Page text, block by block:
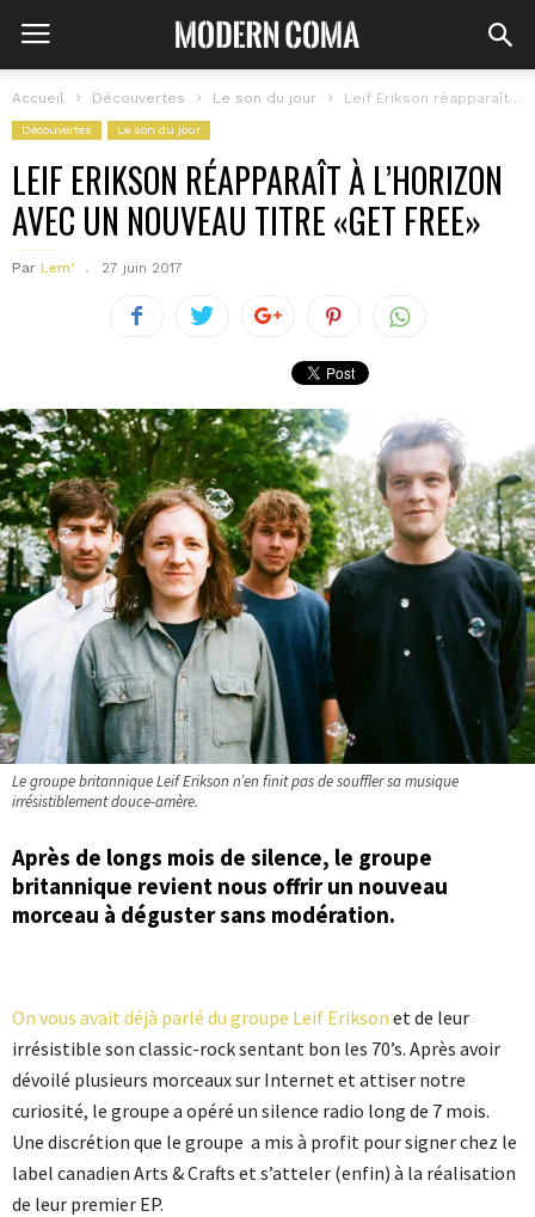
Accueil Découvertes Le son du jour Leif Erikson réapparaît à l’horizon avec un nouveau titre «Get Free»
Découvertes Le son du jour
LEIF ERIKSON RÉAPPARAÎT À L’HORIZON
AVEC UN NOUVEAU TITRE «GET FREE»
Par Lem' 27 juin 2017
Le groupe britannique Leif Erikson n’en finit pas de souffler sa musique
irrésistiblement douce-amère.
Après de longs mois de silence, le groupe
britannique revient nous offrir un nouveau
morceau à déguster sans modération.
On vous avait déjà parlé du groupe Leif Erikson et de leur
irrésistible son classic-rock sentant bon les 70’s. Après avoir
dévoilé plusieurs morceaux sur Internet et attiser notre
curiosité, le groupe a opéré un silence radio long de 7 mois.
Une discrétion que le groupe a mis à profit pour signer chez le
label canadien Arts & Crafts et s’atteler (enfin) à la réalisation
de leur premier EP.